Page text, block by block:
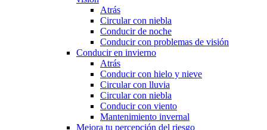
Atrás
Circular con niebla
Conducir de noche
Conducir con problemas de visión
Conducir en invierno
Atrás
Conducir con hielo y nieve
Circular con lluvia
Circular con niebla
Conducir con viento
Mantenimiento invernal
Mejora tu percepción del riesgo